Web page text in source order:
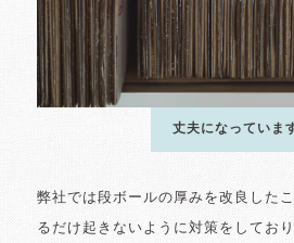
丈夫になっていま
弊社では段ボールの厚みを改良した
るだけ起きないように対策をしてお